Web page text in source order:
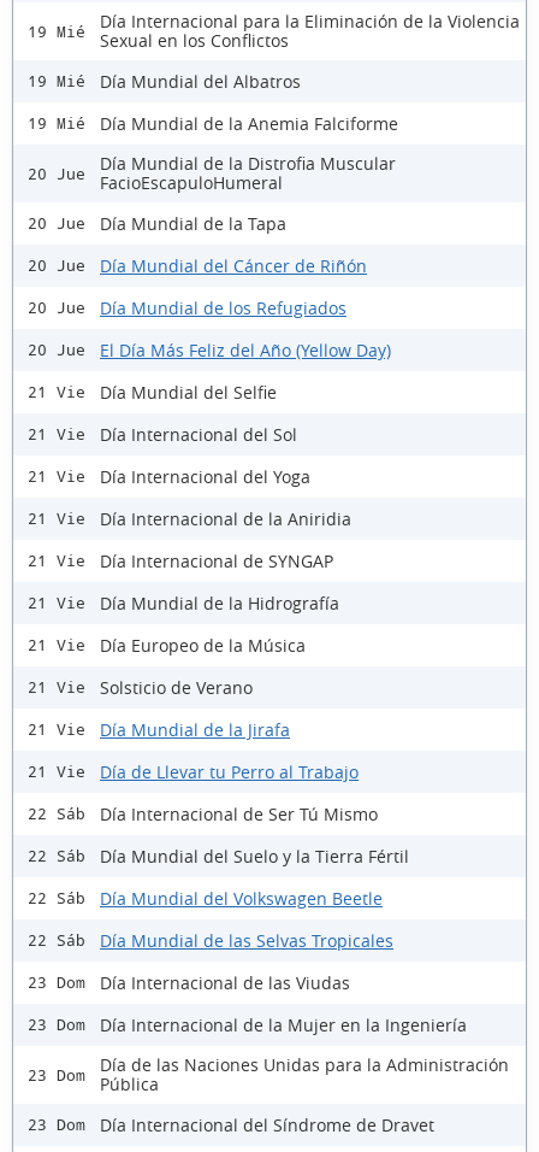
19 Mié
Día Internacional para la Eliminación de la Violencia
Sexual en los Conflictos
19 Mié Día Mundial del Albatros
19 Mié Día Mundial de la Anemia Falciforme
20 Jue
Día Mundial de la Distrofia Muscular
FacioEscapuloHumeral
20 Jue Día Mundial de la Tapa
20 Jue Día Mundial del Cáncer de Riñón
20 Jue Día Mundial de los Refugiados
20 Jue El Día Más Feliz del Año (Yellow Day)
21 Vie Día Mundial del Selfie
21 Vie Día Internacional del Sol
21 Vie Día Internacional del Yoga
21 Vie Día Internacional de la Aniridia
21 Vie Día Internacional de SYNGAP
21 Vie Día Mundial de la Hidrografía
21 Vie Día Europeo de la Música
21 Vie Solsticio de Verano
21 Vie Día Mundial de la Jirafa
21 Vie Día de Llevar tu Perro al Trabajo
22 Sáb Día Internacional de Ser Tú Mismo
22 Sáb Día Mundial del Suelo y la Tierra Fértil
22 Sáb Día Mundial del Volkswagen Beetle
22 Sáb Día Mundial de las Selvas Tropicales
23 Dom Día Internacional de las Viudas
23 Dom Día Internacional de la Mujer en la Ingeniería
23 Dom
Día de las Naciones Unidas para la Administración
Pública
23 Dom Día Internacional del Síndrome de Dravet